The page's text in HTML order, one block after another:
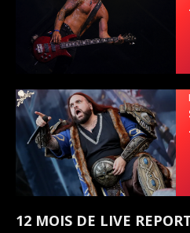
12 MOIS DE LIVE